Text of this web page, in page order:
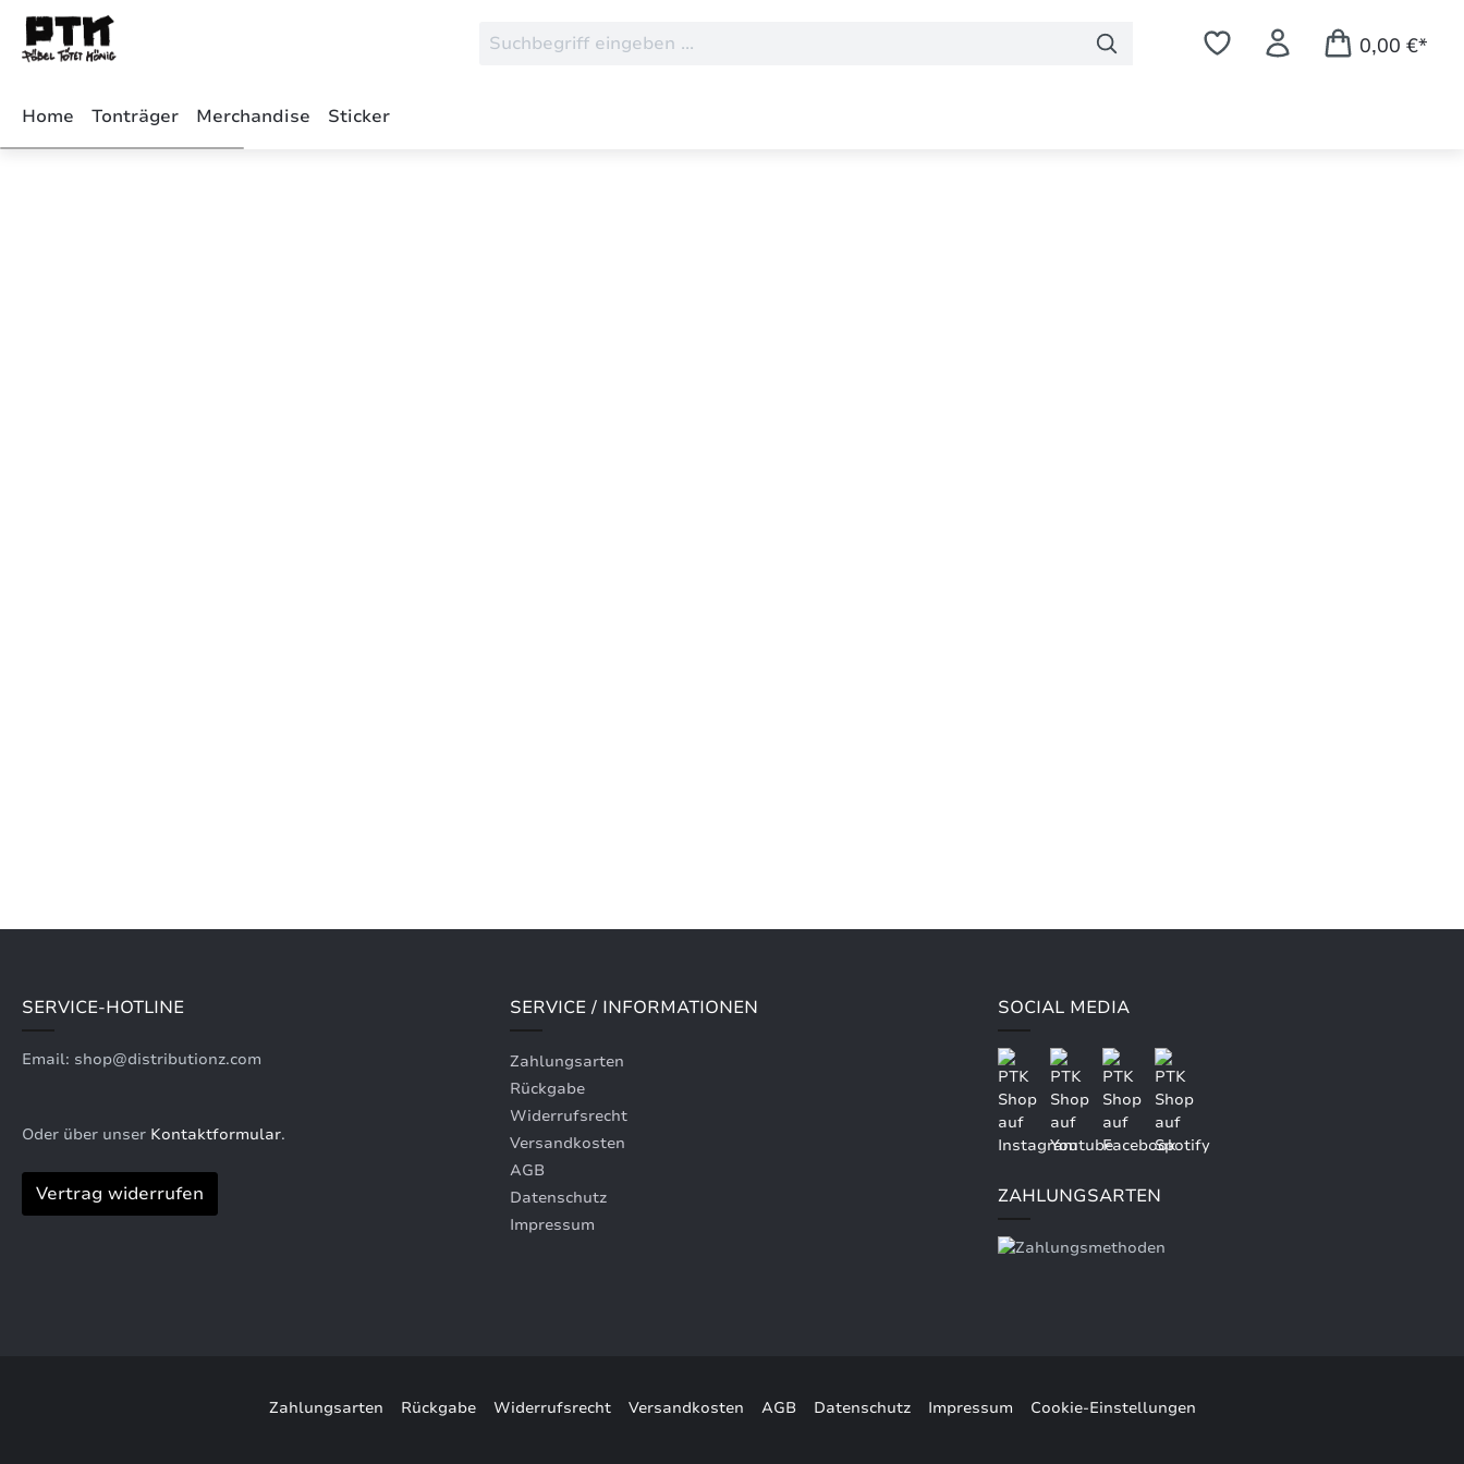
Hauptinhalt springen
Zur Suche springen
Zur Hauptnavigation springen
0,00 €*
Home Tonträger Merchandise Sticker
SERVICE-HOTLINE
Email: shop@distributionz.com
Oder über unser Kontaktformular.
Vertrag widerrufen
SERVICE / INFORMATIONEN
Zahlungsarten
Rückgabe
Widerrufsrecht
Versandkosten
AGB
Datenschutz
Impressum
SOCIAL MEDIA
ZAHLUNGSARTEN
Zahlungsarten Rückgabe Widerrufsrecht Versandkosten AGB Datenschutz Impressum Cookie-Einstellungen